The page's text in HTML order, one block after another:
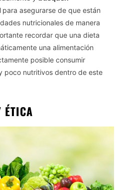
para asegurarse de que están
nutricionales de manera
recordar que una dieta
una alimentación
posible consumir
poco nutritivos dentro de este
ÉTICA